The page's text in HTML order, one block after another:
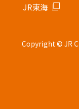
JR東海
Copyright © JR